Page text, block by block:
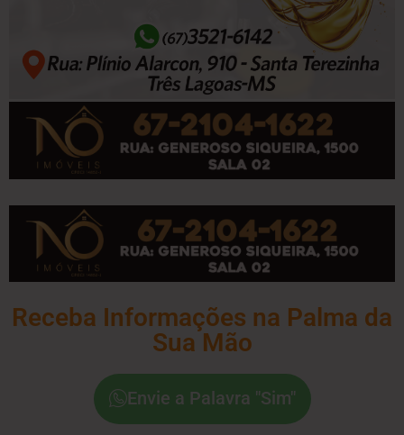
Receba Informações na Palma da
Sua Mão
Envie a Palavra "Sim"